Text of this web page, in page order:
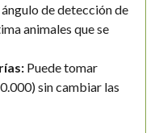
ángulo de detección de
animales que se
Puede tomar
sin cambiar las